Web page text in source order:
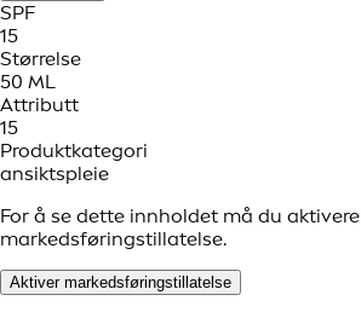
SPF
15
Størrelse
50 ML
Attributt
15
Produktkategori
ansiktspleie
For å se dette innholdet må du aktivere
markedsføringstillatelse.
Aktiver markedsføringstillatelse